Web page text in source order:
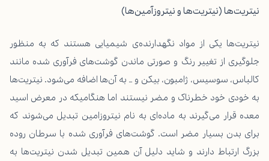
نیتریت‌ها(نیتریت‌ها و نیتروزآمین‌ها)
نیتریت‌ها یکی از مواد نگهدارنده‌ی شیمیایی هستند که به منظور
جلوگیری از تغییر رنگ و صورتی ماندن گوشت‌های فرآوری شده مانند
کالباس، سوسیس، ژامبون، بیکن و … به آن‌ها اضافه می‌شود. نیتریت‌‌ها
به خودی خود خطرناک و مضر نیستند اما هنگامیکه در معرض اسید
معده قرار می‌گیرند به ماده‌ای به نام نیتروزامین تبدیل می‌شوند که
برای بدن بسیار مضر است. گوشت‌های فرآوری شده با سرطان روده
بزرگ ارتباط دارند و شاید دلیل آن همین تبدیل شدن نیتریت‌ها به